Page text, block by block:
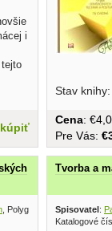
i
kúpiť
Stav knihy:
Cena:
Pre Vás:
, Polygrafia 1995
Tvorba a
Spisovatel:
Katalogové